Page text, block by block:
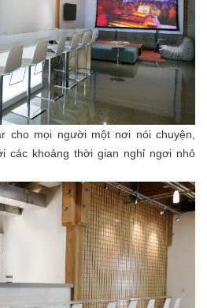
cho mọi người một nơi nói chuyện,
các khoảng thời gian nghỉ ngơi nhỏ